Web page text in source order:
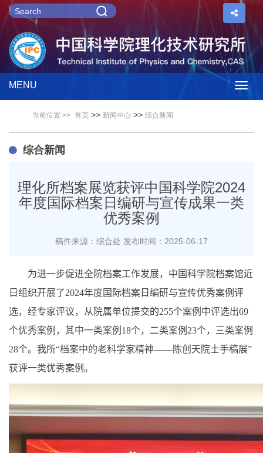
MENU
当前位置 >> 首页 >> 新闻中心 >> 综合新闻
综合新闻
理化所档案展览获评中国科学院2024
年度国际档案日编研与宣传成果一类
优秀案例
稿件来源：综合处 发布时间：2025-06-17
为进一步促进全院档案工作发展，中国科学院档案馆近
日组织开展了2024年度国际档案日编研与宣传优秀案例评
选，经专家评议，从院属单位提交的255个案例中评选出69
个优秀案例，其中一类案例 18个，二类案例 23个，三类案例
28个。我所“档案中的老科学家精神——陈创天院士手稿展”
获评一类优秀案例。